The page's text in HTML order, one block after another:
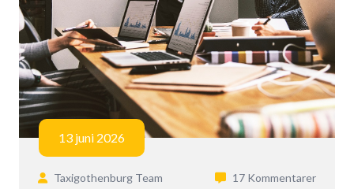
13 juni 2026
Taxigothenburg Team 17 Kommentarer